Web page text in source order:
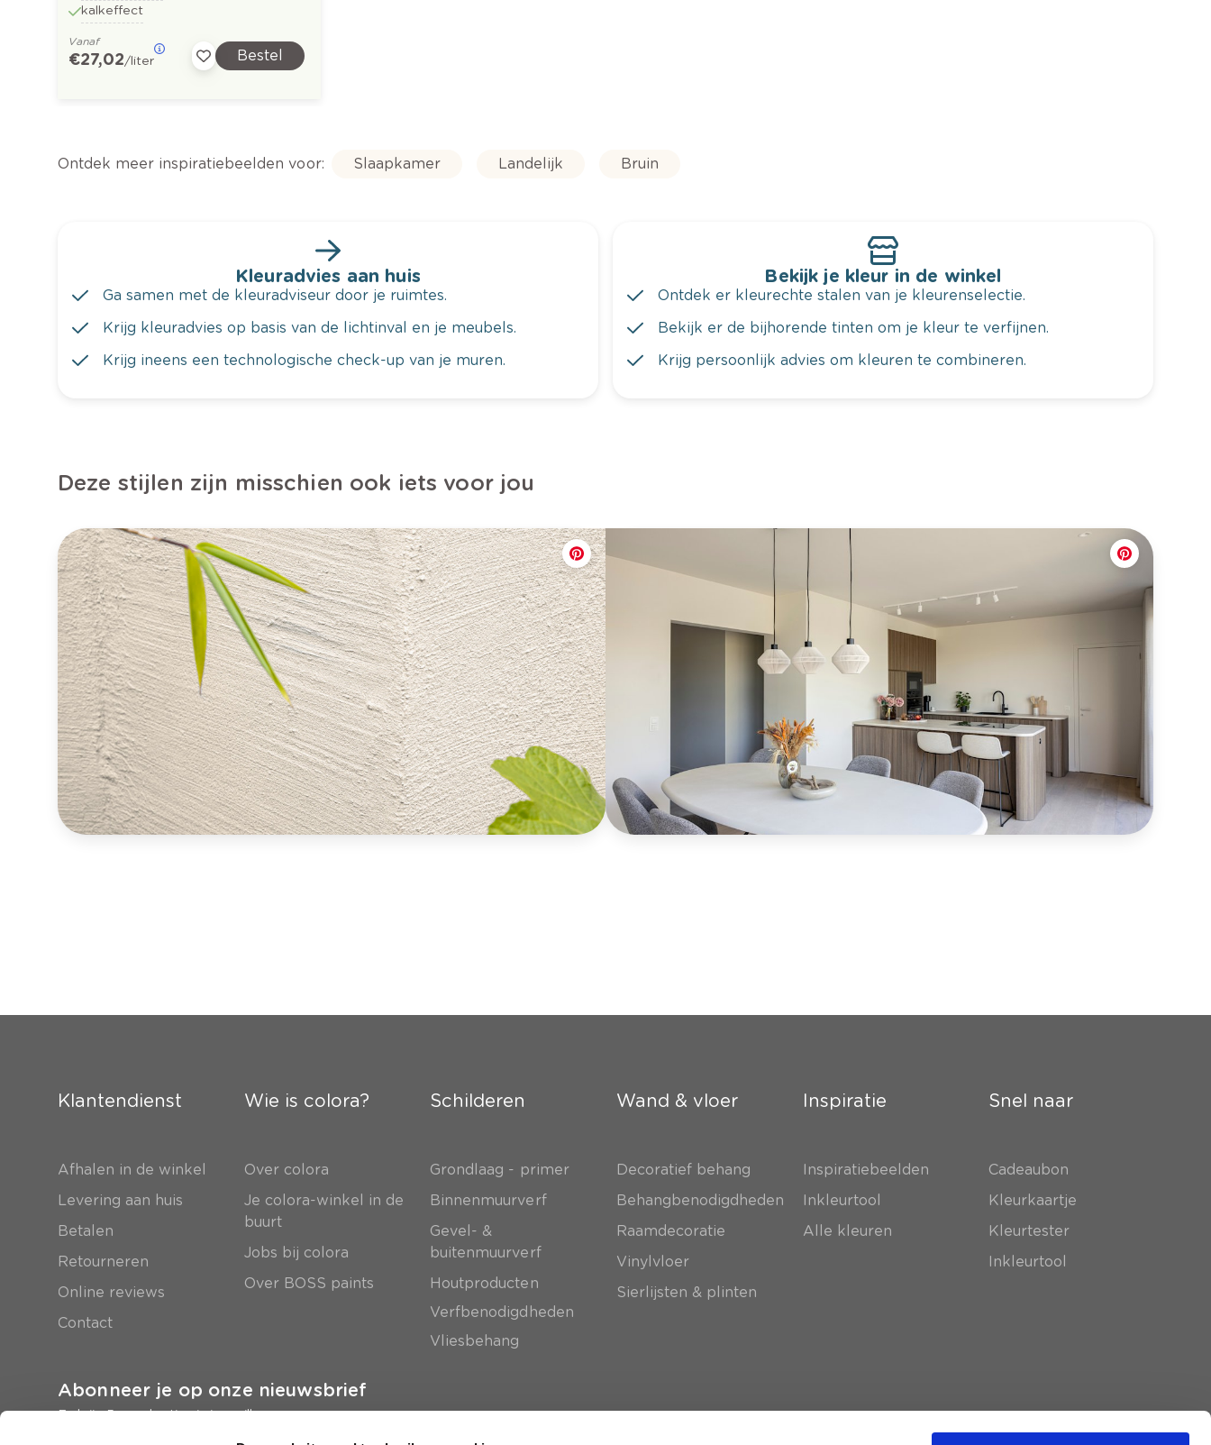
kalkeffect
Vanaf
€ 27,02/liter Bestel
Ontdek meer inspiratiebeelden voor: Slaapkamer Landelijk Bruin
Kleuradvies aan huis
Ga samen met de kleuradviseur door je ruimtes.
Krijg kleuradvies op basis van de lichtinval en je meubels.
Krijg ineens een technologische check-up van je muren.
Bekijk je kleur in de winkel
Ontdek er kleurechte stalen van je kleurenselectie.
Bekijk er de bijhorende tinten om je kleur te verfijnen.
Krijg persoonlijk advies om kleuren te combineren.
Deze stijlen zijn misschien ook iets voor jou
Klantendienst
Afhalen in de winkel
Levering aan huis
Betalen
Retourneren
Online reviews
Contact
Wie is colora?
Over colora
Je colora-winkel in de
buurt
Jobs bij colora
Over BOSS paints
Schilderen
Grondlaag - primer
Binnenmuurverf
Gevel- &
buitenmuurverf
Houtproducten
Verfbenodigdheden
Vliesbehang
Wand & vloer
Decoratief behang
Behangbenodigdheden
Raamdecoratie
Vinylvloer
Sierlijsten & plinten
Inspiratie
Inspiratiebeelden
Inkleurtool
Alle kleuren
Snel naar
Cadeaubon
Kleurkaartje
Kleurtester
Inkleurtool
Abonneer je op onze nieuwsbrief
En krijg 5 euro korting in je mailbox